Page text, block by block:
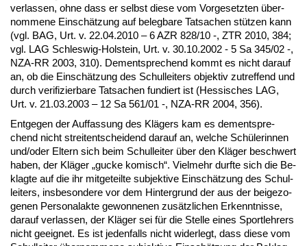
ver­las­sen, oh­ne dass er selbst die­se vom Vor­ge­setz­ten über­
nom­me­ne Einschätzung auf be­leg­ba­re Tat­sa­chen stützen kann
(vgl. BAG, Urt. v. 22.04.2010 – 6 AZR 828/10 -, ZTR 2010, 384;
vgl. LAG Schles­wig-Hol­stein, Urt. v. 30.10.2002 - 5 Sa 345/02 -,
NZA-RR 2003, 310). Dem­ent­spre­chend kommt es nicht dar­auf
an, ob die Einschätzung des Schul­lei­ters ob­jek­tiv zu­tref­fend und
durch ve­ri­fi­zier­ba­re Tat­sa­chen fun­diert ist (Hes­si­sches LAG,
Urt. v. 21.03.2003 – 12 Sa 561/01 -, NZA-RR 2004, 356).
Ent­ge­gen der Auf­fas­sung des Klägers kam es dem­ent­spre­
chend nicht strei­tent­schei­dend dar­auf an, wel­che Schüle­rin­nen
und/oder El­tern sich beim Schul­lei­ter über den Kläger be­schwert
ha­ben, der Kläger „gu­cke ko­misch“. Viel­mehr durf­te sich die Be­
klag­te auf die ihr mit­ge­teil­te sub­jek­ti­ve Einschätzung des Schul­
lei­ters, ins­be­son­de­re vor dem Hin­ter­grund der aus der bei­ge­zo­
ge­nen Per­so­nal­ak­te ge­won­ne­nen zusätz­li­chen Er­kennt­nis­se,
dar­auf ver­las­sen, der Kläger sei für die Stel­le ei­nes Sport­leh­rers
nicht ge­eig­net. Es ist je­den­falls nicht wi­der­legt, dass die­se vom